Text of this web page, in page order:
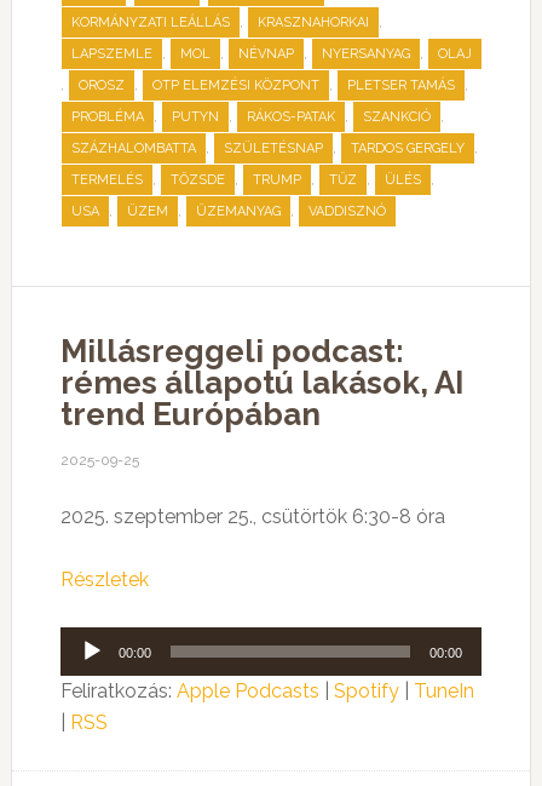
KORMÁNYZATI LEÁLLÁS , KRASZNAHORKAI ,
LAPSZEMLE , MOL , NÉVNAP , NYERSANYAG , OLAJ
, OROSZ , OTP ELEMZÉSI KÖZPONT , PLETSER TAMÁS ,
PROBLÉMA , PUTYN , RÁKOS-PATAK , SZANKCIÓ ,
SZÁZHALOMBATTA , SZÜLETÉSNAP , TARDOS GERGELY ,
TERMELÉS , TŐZSDE , TRUMP , TŰZ , ÜLÉS ,
USA , ÜZEM , ÜZEMANYAG , VADDISZNÓ
Millásreggeli podcast:
rémes állapotú lakások, AI
trend Európában
2025-09-25
2025. szeptember 25., csütörtök 6:30-8 óra
Részletek
Audió
lejátszó
00:00 00:00
Feliratkozás: Apple Podcasts Spotify| TuneIn
RSS